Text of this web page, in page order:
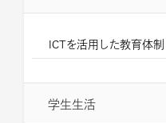
ICTを活用した教育体制
学生生活